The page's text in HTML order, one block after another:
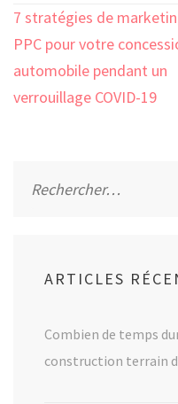
Navigation
de
l’article
7 stratégies de
PPC pour votre
automobile pendant un
verrouillage COVID-19
ARTICLES
Combien de temps
construction terrain